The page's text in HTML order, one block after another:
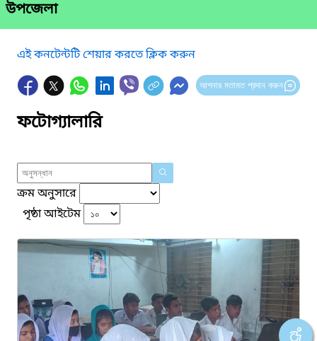
উপজেলা
এই কনটেন্টটি শেয়ার করতে ক্লিক করুন
আপনার মতামত প্রদান করুন
ফটোগ্যালারি
ক্রম অনুসারে
পৃষ্ঠা আইটেম